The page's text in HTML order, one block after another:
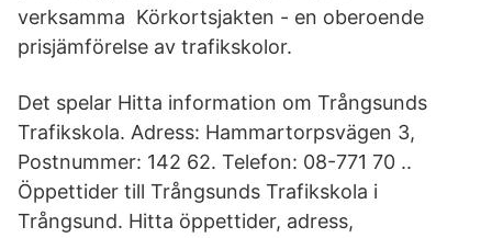
verksamma Körkortsjakten - en oberoende
prisjämförelse av trafikskolor.
Det spelar Hitta information om Trångsunds
Trafikskola. Adress: Hammartorpsvägen 3,
Postnummer: 142 62. Telefon: 08-771 70 ..
Öppettider till Trångsunds Trafikskola i
Trångsund. Hitta öppettider, adress,